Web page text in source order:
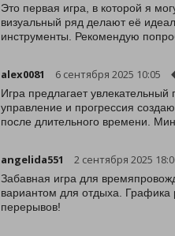
Это первая игра, в которой я
визуальный ряд делают её
инструменты. Рекомендую
alex0081 6 сентября 2025 10:05
Игра предлагает увлекательный
управление и прогрессия
после длительного времени.
angelida551 2 сентября 2025
Забавная игра для
вариантом для отдыха. Графика
перерывов!